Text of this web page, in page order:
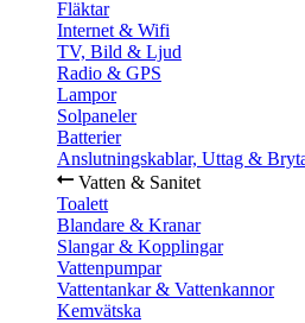
Fläktar
Internet & Wifi
TV, Bild & Ljud
Radio & GPS
Lampor
Solpaneler
Batterier
Anslutningskablar, Uttag &
Vatten & Sanitet
Toalett
Blandare & Kranar
Slangar & Kopplingar
Vattenpumpar
Vattentankar & Vattenkannor
Kemvätska